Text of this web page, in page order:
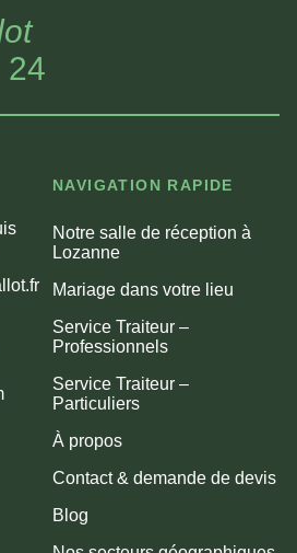
24
NAVIGATION RAPIDE
Notre salle de réception à
Lozanne
Mariage dans votre lieu
Service Traiteur –
Professionnels
Service Traiteur –
Particuliers
À propos
Contact & demande de devis
Blog